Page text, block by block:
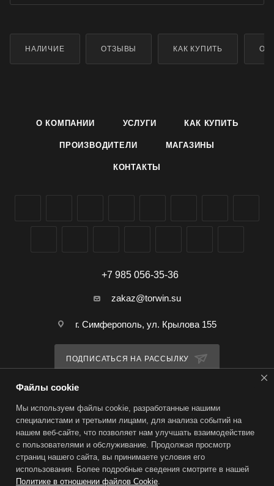
НАЛИЧИЕ ОТЗЫВЫ КАК КУПИТЬ
О КОМПАНИИ УСЛУГИ КАК КУПИТЬ
ПРОИЗВОДИТЕЛИ МАГАЗИНЫ
КОНТАКТЫ
+7 985 056-35-36
zakaz@torwin.su
г. Симферополь, ул. Крылова 155
ПОДПИСАТЬСЯ НА РАССЫЛКУ
2026 © TorWin – интернет-магазин
Файлы cookie
Мы используем файлы cookie, разработанные нашими
специалистами и третьими лицами, для анализа событий на
нашем веб-сайте, что позволяет нам улучшать взаимодействие
с пользователями и обслуживание. Продолжая просмотр
страниц нашего сайта, вы принимаете условия его
использования. Более подробные сведения смотрите в нашей
Политике в отношении файлов Cookie.